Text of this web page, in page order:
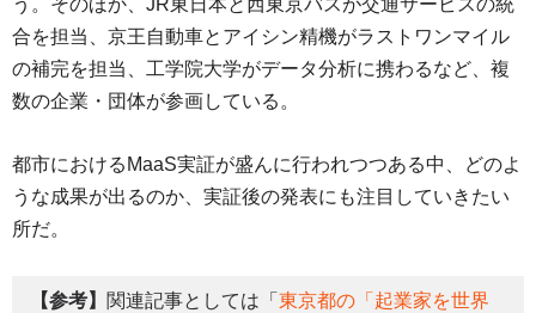
合を担当、京王自動車とアイシン精機がラストワンマイル
の補完を担当、工学院大学がデータ分析に携わるなど、複
数の企業・団体が参画している。
都市におけるMaaS実証が盛んに行われつつある中、どのよ
うな成果が出るのか、実証後の発表にも注目していきたい
所だ。
【参考】 関連記事としては「 東京都の「起業家を世界